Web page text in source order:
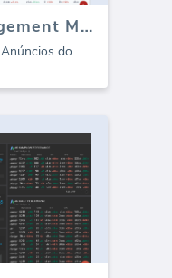
LinkedIn Ads Engagement Metrics
do